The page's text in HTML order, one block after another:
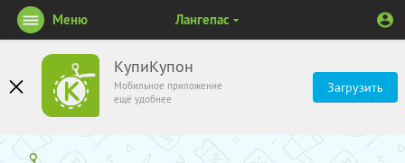
КупиКупон
Мобильное приложение
ещё удобнее
Загрузить
Меню Лангепас